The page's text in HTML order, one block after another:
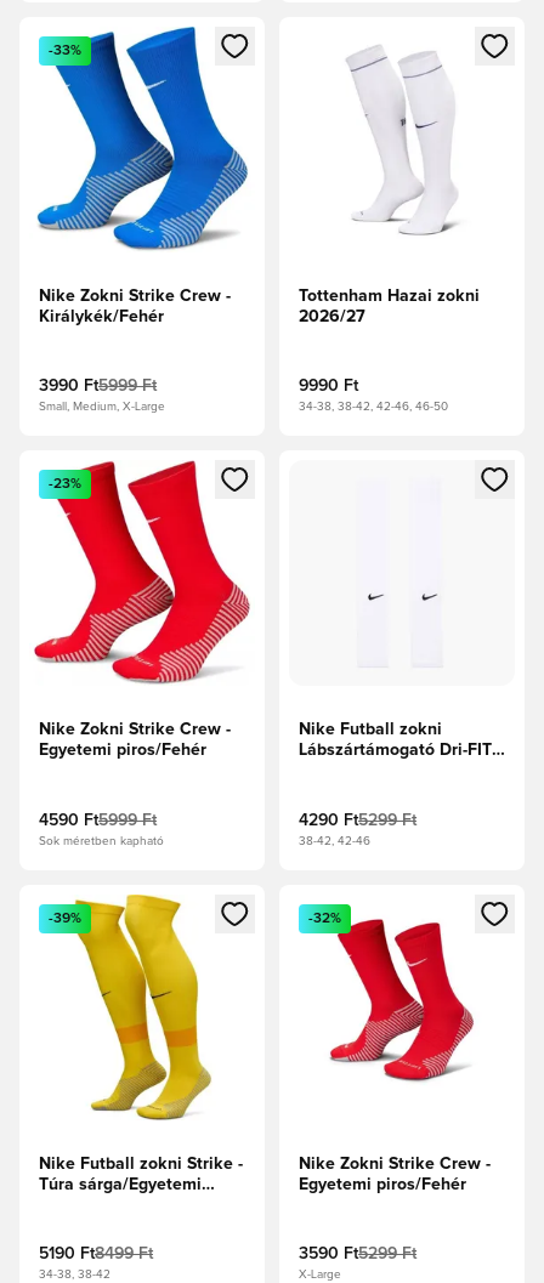
Megnyit egy modált a bejelentkezéshez vagy a tagként
-33%
Nike Zokni Strike Crew -
Királykék/Fehér
3990 Ft5999 Ft
Small, Medium, X-Large
Megnyit egy modált a
Tottenham Hazai zokni
2026/27
9990 Ft
34-38, 38-42, 42-46, 46-50
Megnyit egy modált a bejelentkezéshez vagy a tagként
-23%
Nike Zokni Strike Crew -
Egyetemi piros/Fehér
4590 Ft5999 Ft
Sok méretben kapható
Megnyit egy modált a
Nike Futball zokni
Lábszártámogató Dri-FIT
4290 Ft5299 Ft
38-42, 42-46
Megnyit egy modált a bejelentkezéshez vagy a tagként
-39%
Nike Futball zokni Strike -
Túra sárga/Egyetemi
5190 Ft8499 Ft
34-38, 38-42
Megnyit egy modált a
-32%
Nike Zokni Strike Crew -
Egyetemi piros/Fehér
3590 Ft5299 Ft
X-Large